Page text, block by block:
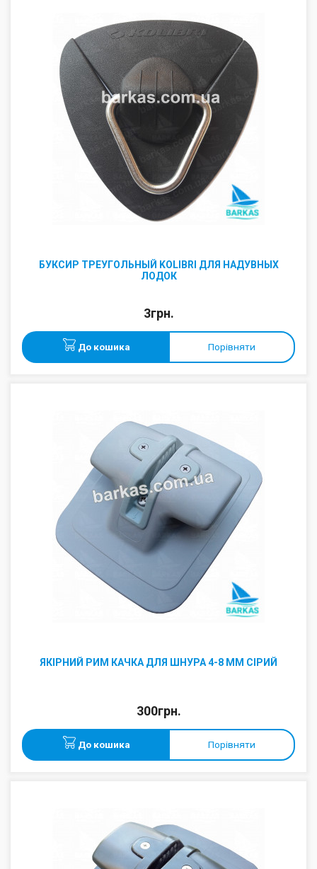
БУКСИР ТРЕУГОЛЬНЫЙ KOLIBRI ДЛЯ НАДУВНЫХ
ЛОДОК
3грн.
До кошика Порівняти
ЯКІРНИЙ РИМ КАЧКА ДЛЯ ШНУРА 4-8 ММ СІРИЙ
300грн.
До кошика Порівняти